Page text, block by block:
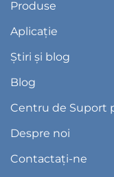
Produse
Aplicație
Știri și blog
Blog
Centru de Suport
Despre noi
Contactați-ne